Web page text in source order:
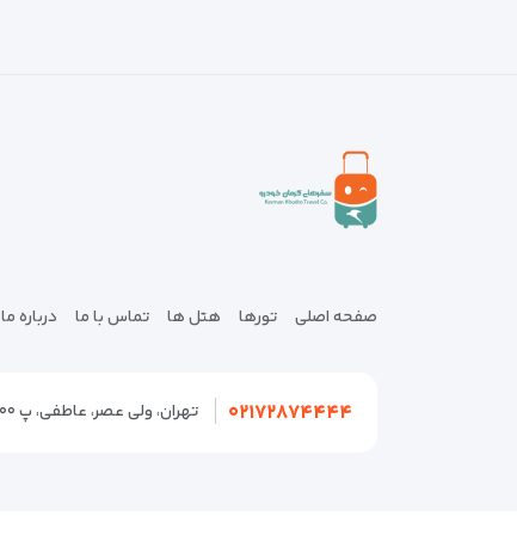
صفحه اصلی تورها هتل ها تماس با ما درباره ما
۰۲۱۷۲۸۷۴۴۴۴ تهران، ولی عصر، عاطفی، پ ۱۰۰ / تهران، سعادت آباد، سرو، صرافهای شمالی، ۱۹ شمالی پ ۲۱